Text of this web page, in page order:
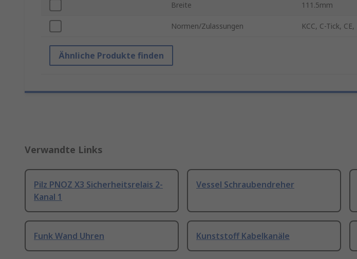
Breite 111.5mm
Normen/Zulassungen KCC, C-Tick,
Ähnliche Produkte finden
Verwandte Links
Pilz PNOZ X3 Sicherheitsrelais 2-
Kanal 1
Vessel Schraubendreher
Funk Wand Uhren Kunststoff Kabelkanäle